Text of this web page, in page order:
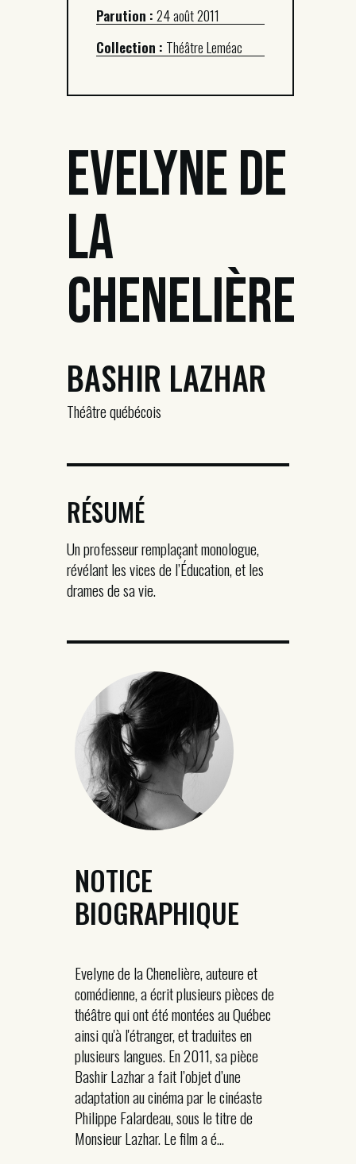
Parution :24 août 2011
Collection : Théâtre Leméac
Evelyne de
la
Chenelière
BASHIR LAZHAR
Théâtre québécois
RÉSUMÉ
Un professeur remplaçant monologue,
révélant les vices de l’Éducation, et les
drames de sa vie.
NOTICE
BIOGRAPHIQUE
Evelyne de la Chenelière, auteure et
comédienne, a écrit plusieurs pièces de
théâtre qui ont été montées au Québec
ainsi qu'à l'étranger, et traduites en
plusieurs langues. En 2011, sa pièce
Bashir Lazhar a fait l’objet d’une
adaptation au cinéma par le cinéaste
Philippe Falardeau, sous le titre de
Monsieur Lazhar. Le film a é...